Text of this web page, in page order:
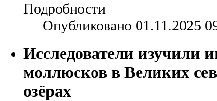
Подробности
Опубликовано 01.11.2025
Исследователи изучили
моллюсков в Великих
озёрах